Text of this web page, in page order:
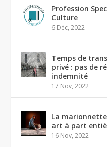
Profession
Culture
6 Déc, 2022
Temps de
privé : pas de
indemnité
17 Nov, 2022
La
art à part
16 Nov, 2022